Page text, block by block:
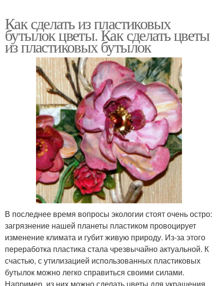
Как сделать из пластиковых
бутылок цветы. Как сделать цветы
из пластиковых бутылок
В последнее время вопросы экологии стоят очень остро:
загрязнение нашей планеты пластиком провоцирует
изменение климата и губит живую природу. Из-за этого
переработка пластика стала чрезвычайно актуальной. К
счастью, с утилизацией использованных пластиковых
бутылок можно легко справиться своими силами.